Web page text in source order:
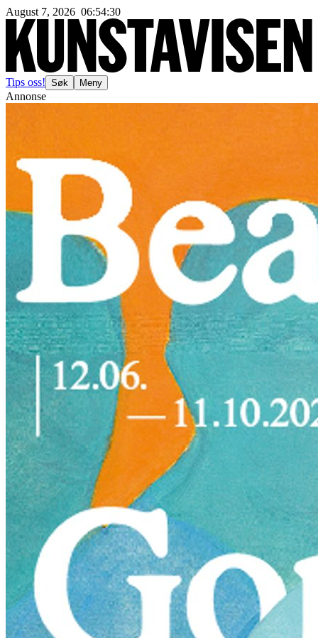
August 7, 2026 06:54:33
Tips oss! Søk Meny
Annonse